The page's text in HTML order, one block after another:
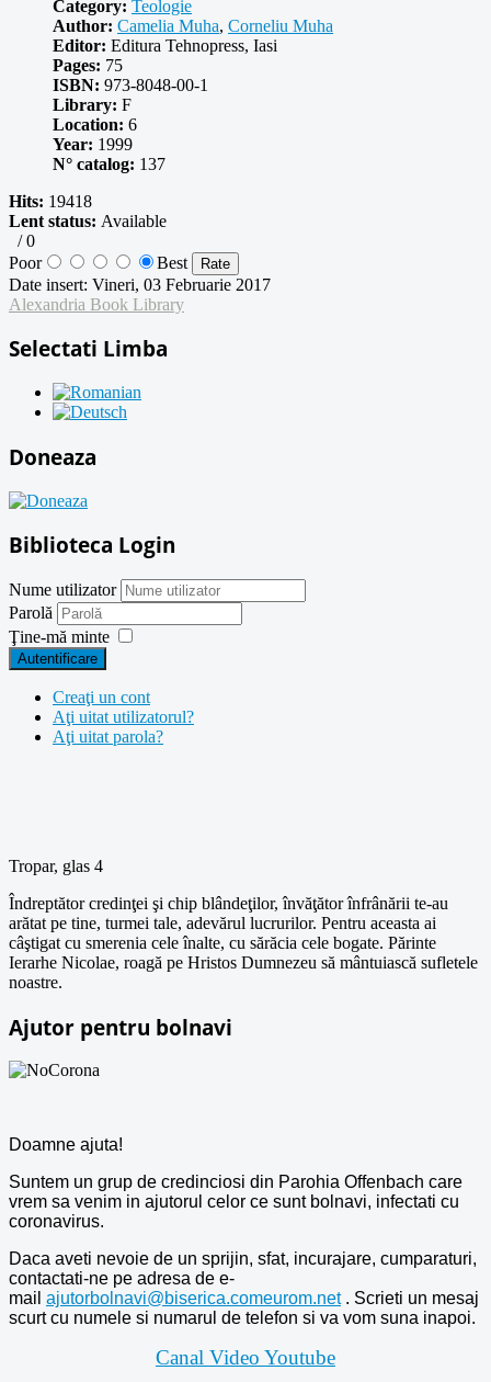
Category: Teologie
Author: Camelia Muha, Corneliu Muha
Editor: Editura Tehnopress, Iasi
Pages: 75
ISBN: 973-8048-00-1
Library: F
Location: 6
Year: 1999
N° catalog: 137
Hits: 19418
Lent status: Available
/0
Poor
Best
Date insert: Vineri, 03 Februarie 2017
Alexandria Book Library
Selectati Limba
Doneaza
Biblioteca Login
Nume utilizator
Parolă
Ţine-mă minte
Autentificare
Creaţi un cont
Aţi uitat utilizatorul?
Aţi uitat parola?
Tropar, glas 4
Îndreptător credinţei şi chip blândeţilor, învăţător înfrânării te-au
arătat pe tine, turmei tale, adevărul lucrurilor. Pentru aceasta ai
câştigat cu smerenia cele înalte, cu sărăcia cele bogate. Părinte
Ierarhe Nicolae, roagă pe Hristos Dumnezeu să mântuiască sufletele
noastre.
Ajutor pentru bolnavi
Doamne ajuta!
Suntem un grup de credinciosi din Parohia Offenbach care
vrem sa venim in ajutorul celor ce sunt bolnavi, infectati cu
coronavirus.
Daca aveti nevoie de un sprijin, sfat, incurajare, cumparaturi,
contactati-ne pe adresa de e-
mail ajutorbolnavi@biserica.comeurom.net. Scrieti un mesaj
scurt cu numele si numarul de telefon si va vom suna inapoi.
Canal Video Youtube